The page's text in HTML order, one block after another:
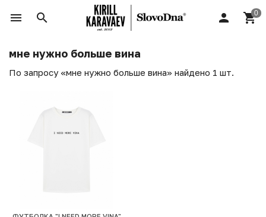
мне нужно больше вина
По запросу «мне нужно больше вина» найдено 1 шт.